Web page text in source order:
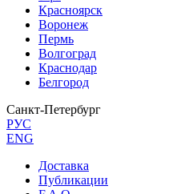
Красноярск
Воронеж
Пермь
Волгоград
Краснодар
Белгород
Санкт-Петербург
РУС
ENG
Доставка
Публикации